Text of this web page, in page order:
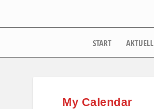
START AKTUELL
My Calendar